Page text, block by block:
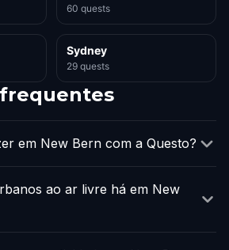
60 quests
Sydney
29 quests
em New Bern com a Questo?
ao ar livre há em New